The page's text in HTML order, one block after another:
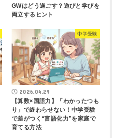
GWはどう過ごす？遊びと学びを
両立するヒント
中学受験
2026.04.29
【算数×国語力】「わかったつも
り」で終わらせない！中学受験
で差がつく“言語化力”を家庭で
育てる方法